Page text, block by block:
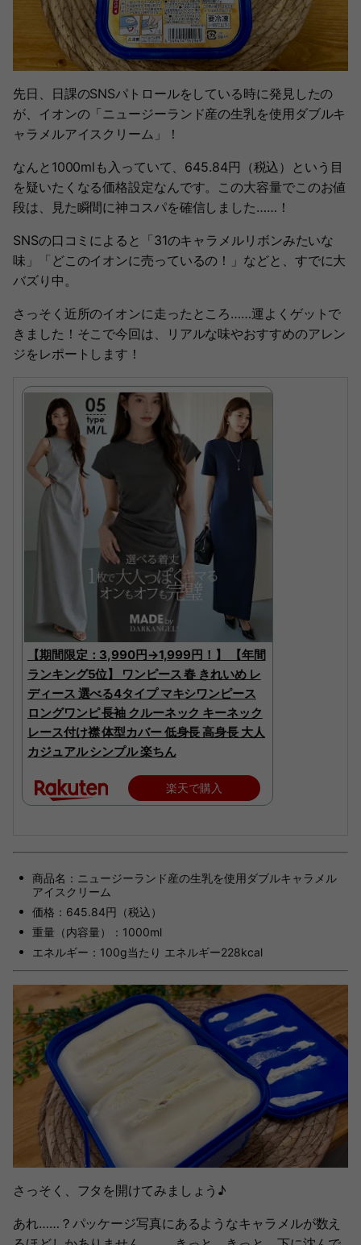
先日、日課のSNSパトロールをしている時に発見したの
が、イオンの「ニュージーランド産の生乳を使用ダブルキ
ャラメルアイスクリーム」！
なんと1000mlも入っていて、645.84円（税込）という目
を疑いたくなる価格設定なんです。この大容量でこのお値
段は、見た瞬間に神コスパを確信しました……！
SNSの口コミによると「31のキャラメルリボンみたいな
味」「どこのイオンに売っているの！」などと、すでに大
バズり中。
さっそく近所のイオンに走ったところ……運よくゲットで
きました！そこで今回は、リアルな味やおすすめのアレン
ジをレポートします！
【期間限定：3,990円→1,999円！】 【年間
ランキング5位】 ワンピース 春 きれいめ レ
ディース 選べる4タイプ マキシワンピース
ロングワンピ 長袖 クルーネック キーネック
レース付け襟 体型カバー 低身長 高身長 大人
カジュアル シンプル 楽ちん
楽天で購入
商品名：ニュージーランド産の生乳を使用ダブルキャラメル
アイスクリーム
価格：645.84円（税込）
重量（内容量）：1000ml
エネルギー：100g当たり エネルギー228kcal
さっそく、フタを開けてみましょう♪
あれ……？パッケージ写真にあるようなキャラメルが数え